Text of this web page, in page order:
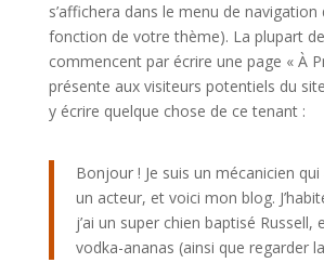
s’affichera dans le menu de
fonction de votre thème). La plupart
commencent par écrire une page « À
présente aux visiteurs potentiels du
y écrire quelque chose de ce tenant :
Bonjour ! Je suis un mécanicien
un acteur, et voici mon blog.
j’ai un super chien baptisé Russell,
vodka-ananas (ainsi que regarder